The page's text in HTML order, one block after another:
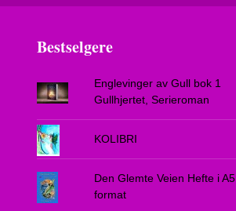
Bestselgere
Englevinger av Gull bok 1
Gullhjertet, Serieroman
KOLIBRI
Den Glemte Veien Hefte i A5
format